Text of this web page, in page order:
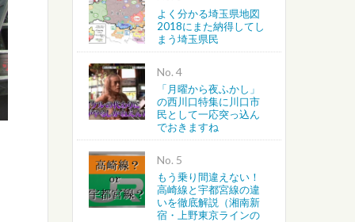
よく分かる埼玉県地図
2018にまた納得してし
まう埼玉県民
No.
「月曜から夜ふかし」
の西川口特集に川口市
民として一応突っ込ん
でおきますね
No.
もう乗り間違えない！
高崎線と宇都宮線の違
いを徹底解説（湘南新
宿・上野東京ラインの